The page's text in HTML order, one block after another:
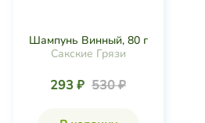
Шампунь Винный, 80 г
Сакские Грязи
293 ₽ 530 ₽